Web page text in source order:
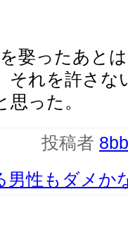
娶ったあと
それを許さ
思った。
投稿者
男性もダメか